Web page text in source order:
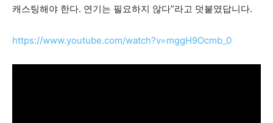
캐스팅해야 한다. 연기는 필요하지 않다”라고 덧붙였답니다.
https://www.youtube.com/watch?v=mggH9Ocmb_0